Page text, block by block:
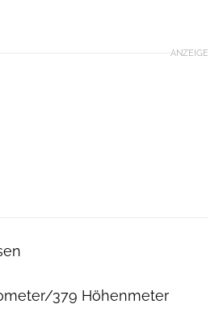
ANZEIGE
379 Höhenmeter